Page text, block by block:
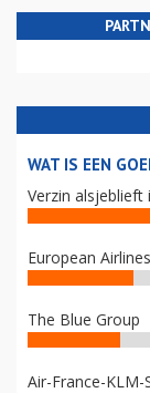
WAT IS EEN
Verzin alsjeblieft
European
The Blue Group
Air-France-KLM-